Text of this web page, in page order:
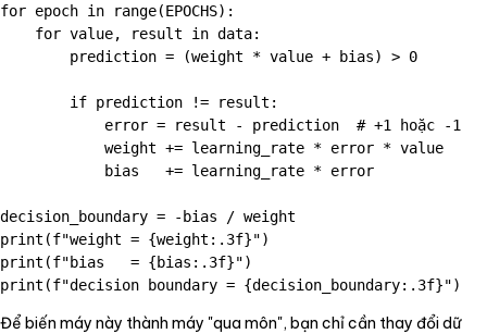
for epoch in range(EPOCHS):
    for value, result in data:
        prediction = (weight * value + bias) > 0
        if prediction != result:
            error = result - prediction  # +1 hoặc -1
            weight += learning_rate * error * value
            bias   += learning_rate * error
decision_boundary = -bias / weight
print(f"weight = {weight:.3f}")
print(f"bias   = {bias:.3f}")
Để biến máy này thành máy "qua môn", bạn chỉ cần thay đổi dữ